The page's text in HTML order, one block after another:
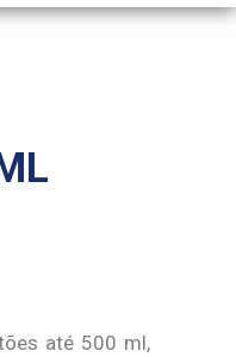
até 500 ml,